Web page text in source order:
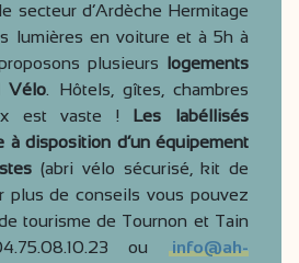
secteur d’Ardèche Hermitage
lumières en voiture et à 5h à
plusieurs logements
Vélo . Hôtels, gîtes, chambres
est vaste ! Les labéllisés
à disposition d’un équipement
(abri vélo sécurisé, kit de
plus de conseils vous pouvez
tourisme de Tournon et Tain
ou
info@ah-